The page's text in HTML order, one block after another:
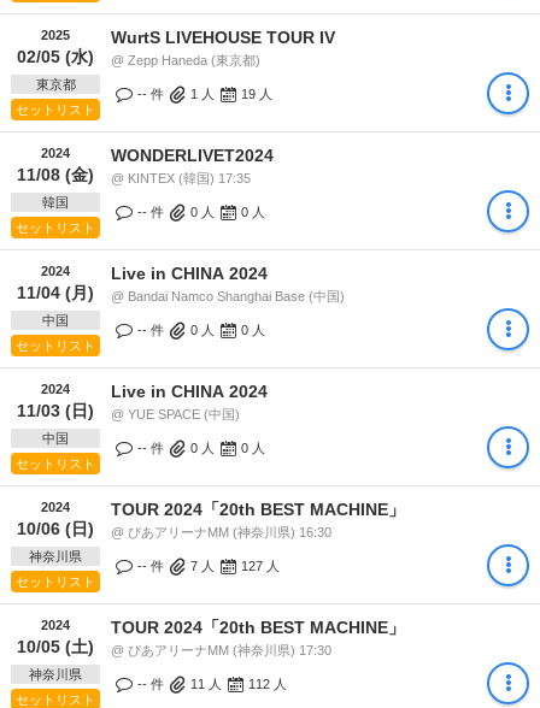
2025
02/05 (水)
東京都
セットリスト
WurtS LIVEHOUSE TOUR IV
@ Zepp Haneda (東京都)
-- 件 1 人 19 人
2024
11/08 (金)
韓国
セットリスト
WONDERLIVET2024
@ KINTEX (韓国) 17:35
-- 件 0 人 0 人
2024
11/04 (月)
中国
セットリスト
Live in CHINA 2024
@ Bandai Namco Shanghai Base (中国)
-- 件 0 人 0 人
2024
11/03 (日)
中国
セットリスト
Live in CHINA 2024
@ YUE SPACE (中国)
-- 件 0 人 0 人
2024
10/06 (日)
神奈川県
セットリスト
TOUR 2024「20th BEST MACHINE」
@ ぴあアリーナMM (神奈川県) 16:30
-- 件 7 人 127 人
2024
10/05 (土)
神奈川県
セットリスト
TOUR 2024「20th BEST MACHINE」
@ ぴあアリーナMM (神奈川県) 17:30
-- 件 11 人 112 人